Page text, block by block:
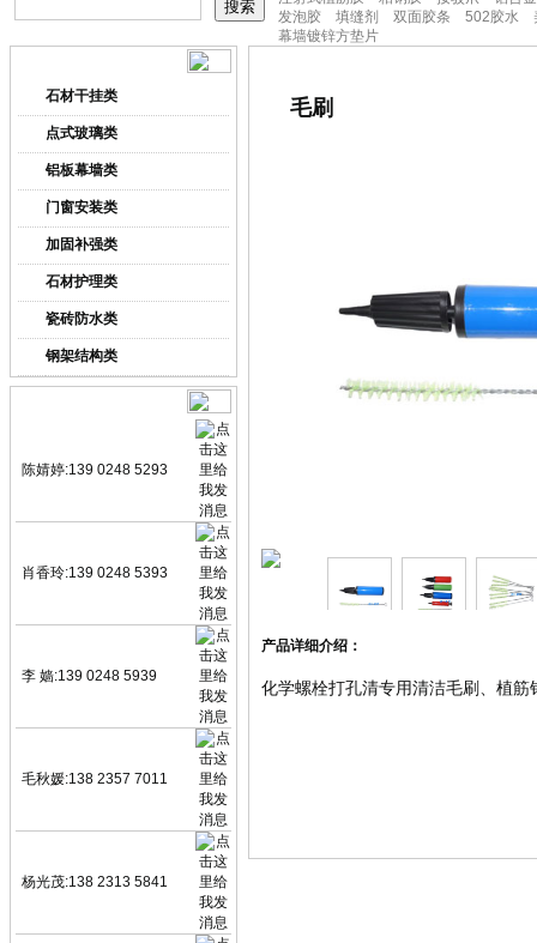
发泡胶
填缝剂 双面胶条 502胶水
幕墙镀锌方垫片
石材干挂类
点式玻璃类
铝板幕墙类
门窗安装类
加固补强类
石材护理类
瓷砖防水类
钢架结构类
陈婧婷:139 0248 5293
肖香玲:139 0248 5393
李 嫱:139 0248 5939
毛秋媛:138 2357 7011
杨光茂:138 2313 5841
毛刷
产品详细介绍：
化学螺栓打孔清专用清洁毛刷、植